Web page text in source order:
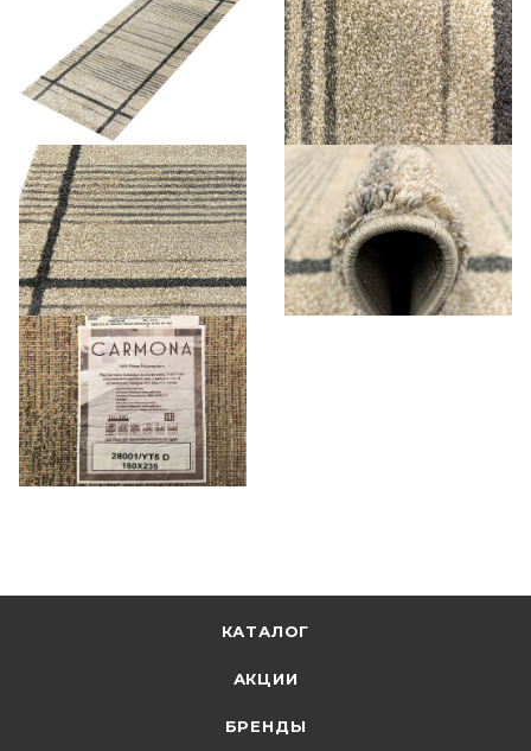
КАТАЛОГ
АКЦИИ
БРЕНДЫ